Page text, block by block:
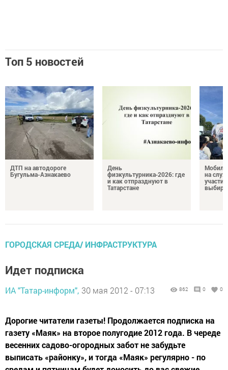
Топ 5 новостей
ДТП на автодороге
Бугульма-Азнакаево
День
физкультурника‑2026: где
и как отпразднуют в
Татарстане
на
ГОРОДСКАЯ СРЕДА/ ИНФРАСТРУКТУРА
Идет подписка
ИА "Татар-информ", 30 мая 2012 - 07:13 862 0 0
Дорогие читатели газеты! Продолжается подписка на
газету «Маяк» на второе полугодие 2012 года. В череде
весенних садово-огородных забот не забудьте
выписать «районку», и тогда «Маяк» регулярно - по